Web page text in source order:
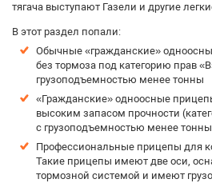
тягача выступают Газели и другие
В этот раздел попали:
Обычные «гражданские»
без тормоза под категорию прав
грузоподъемностью менее тонны
«Гражданские» одноосные
высоким запасом прочности
с грузоподъемностью менее тонны
Профессиональные прицепы для
Такие прицепы имеют две оси,
тормозной системой и имеют